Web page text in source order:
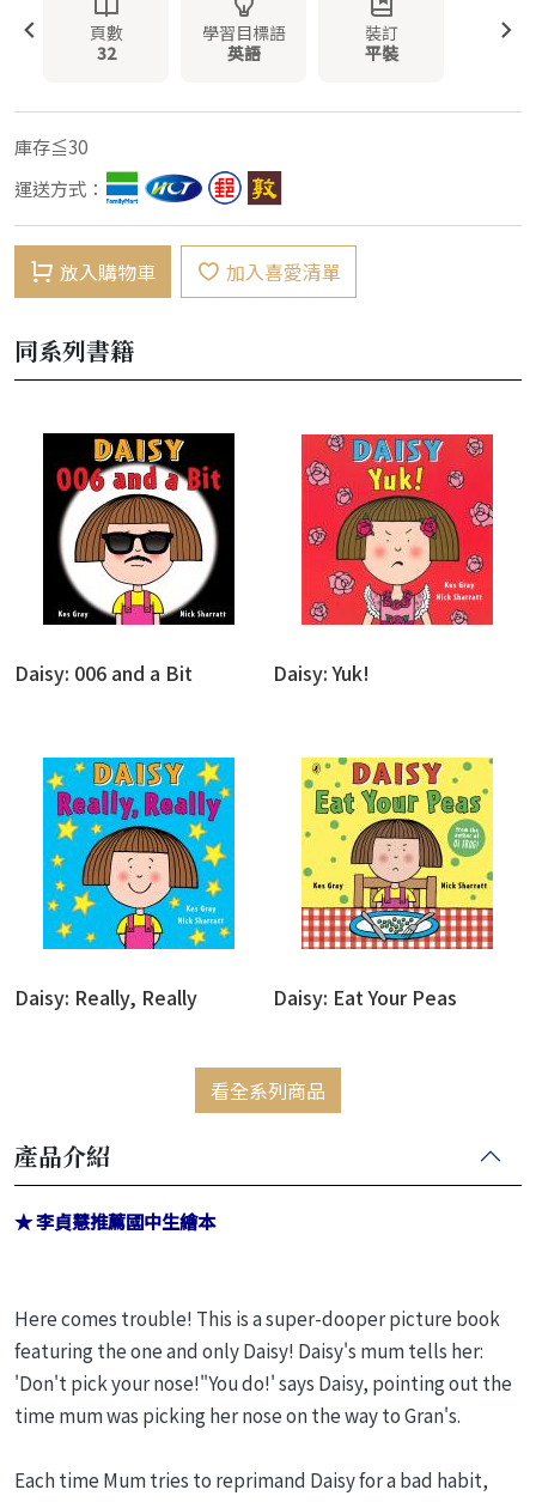
頁數
32
學習目標語
英語
裝訂
平裝
庫存≦30
運送方式：
放入購物車 加入喜愛清單
同系列書籍
Daisy: 006 and a Bit Daisy: Yuk!
Daisy: Really, Really Daisy: Eat Your Peas
看全系列商品
產品介紹
★ 李貞慧推薦國中生繪本
Here comes trouble! This is a super-dooper picture book
featuring the one and only Daisy! Daisy's mum tells her:
'Don't pick your nose!"You do!' says Daisy, pointing out the
time mum was picking her nose on the way to Gran's.
Each time Mum tries to reprimand Daisy for a bad habit,